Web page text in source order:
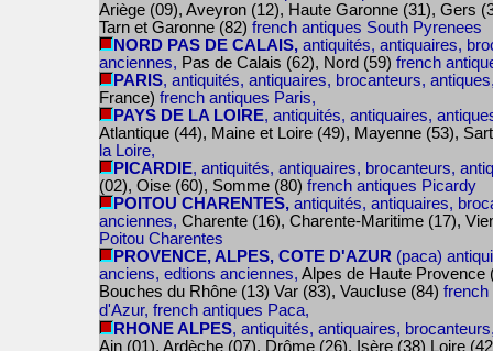
Ariège (09), Aveyron (12), Haute Garonne (31), Gers
Tarn et Garonne (82) french antiques South Pyrenees
NORD PAS DE CALAIS, antiquités, antiquaires,
anciennes, Pas de Calais (62), Nord (59) french
PARIS, antiquités, antiquaires, brocanteurs,
France) french antiques Paris,
PAYS DE LA LOIRE, antiquités, antiquaires,
Atlantique (44), Maine et Loire (49), Mayenne (53),
la Loire,
PICARDIE, antiquités, antiquaires, brocanteurs,
(02), Oise (60), Somme (80) french antiques Picardy
POITOU CHARENTES, antiquités, antiquaires,
anciennes, Charente (16), Charente-Maritime (17),
Poitou Charentes
PROVENCE, ALPES, COTE D'AZUR (paca)
anciens, edtions anciennes, Alpes de Haute Provence
Bouches du Rhône (13) Var (83), Vaucluse (84) french
d'Azur, french antiques Paca,
RHONE ALPES, antiquités, antiquaires,
Ain (01), Ardèche (07), Drôme (26), Isère (38) Loire